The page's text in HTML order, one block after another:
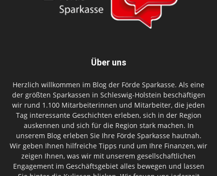
Über uns
Herzlich willkommen im Blog der Förde Sparkasse. Als eine
der größten Sparkassen in Schleswig-Holstein beschäftigen
wir rund 1.100 Mitarbeiterinnen und Mitarbeiter, die jeden
Tag interessante Geschichten erleben, sich in der Region
auskennen und sich für die Region stark machen. In
unserem Blog erleben Sie Ihre Förde Sparkasse hautnah.
Wir geben Ihnen hilfreiche Tipps rund um Ihre Finanzen, wir
zeigen Ihnen, was wir mit unserem gesellschaftlichen
Engagement im Geschäftsgebiet alles bewegen und lassen